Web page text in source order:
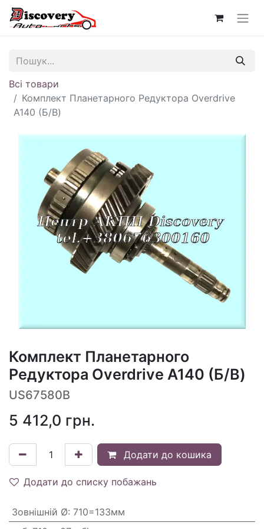
Всі товари
Комплект Планетарного Редуктора Overdrive
A140 (Б/В)
Комплект Планетарного
Редуктора Overdrive A140 (Б/В)
US67580B
5 412,0 грн.
Додати до кошика
Додати до списку побажань
Зовнішній Ø: 710=133мм